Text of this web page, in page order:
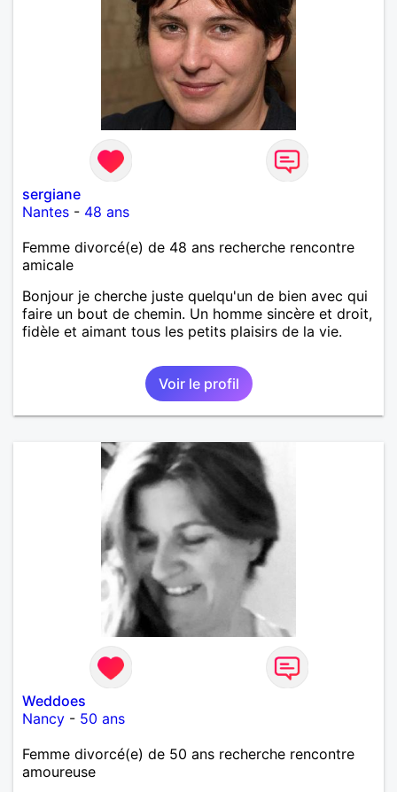
sergiane
Nantes - 48 ans
Femme divorcé(e) de 48 ans recherche rencontre
amicale
Bonjour je cherche juste quelqu'un de bien avec qui
faire un bout de chemin. Un homme sincère et droit,
fidèle et aimant tous les petits plaisirs de la vie.
Voir le profil
Weddoes
Nancy - 50 ans
Femme divorcé(e) de 50 ans recherche rencontre
amoureuse